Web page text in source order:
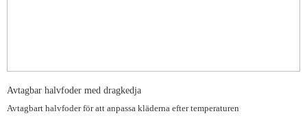
Avtagbar halvfoder med dragkedja
Avtagbart halvfoder för att anpassa kläderna efter temperaturen